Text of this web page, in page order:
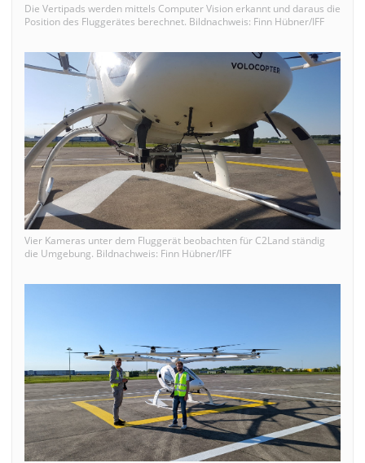
Die Vertipads werden mittels Computer Vision erkannt und daraus die
Position des Fluggerätes berechnet. Bildnachweis: Finn Hübner/IFF
Vier Kameras unter dem Fluggerät beobachten für C2Land ständig
die Umgebung. Bildnachweis: Finn Hübner/IFF